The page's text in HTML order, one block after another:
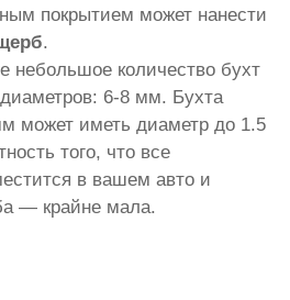
покрытием может нанести
.
небольшое количество бухт
6-8 мм. Бухта
может иметь диаметр до 1.5
того, что все
в вашем авто и
— крайне мала.